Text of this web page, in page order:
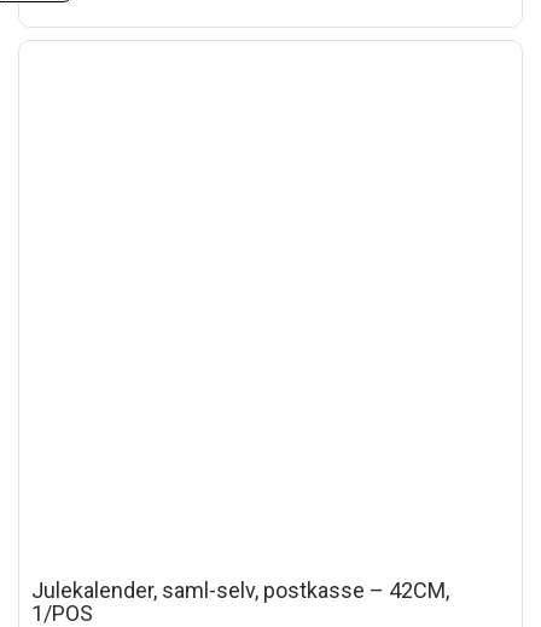
Julekalender, saml-selv, postkasse – 42CM,
1/POS